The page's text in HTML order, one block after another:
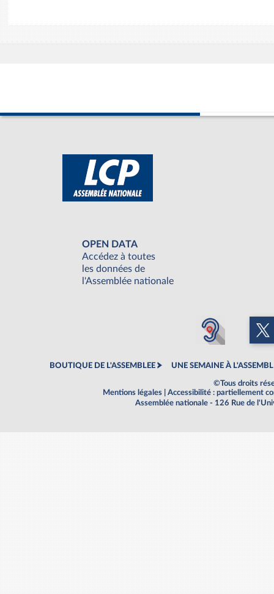
OPEN DATA
Accédez à toutes
les données de
l'Assemblée nationale
BOUTIQUE DE L'ASSEMBLEE UNE SEMAINE À
©Tous droits
Mentions légales
Accessibilité : partiellement
Assemblée nationale - 126 Rue de